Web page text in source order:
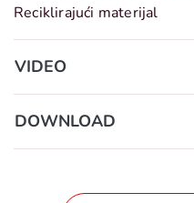
Reciklirajući materijal
VIDEO
DOWNLOAD